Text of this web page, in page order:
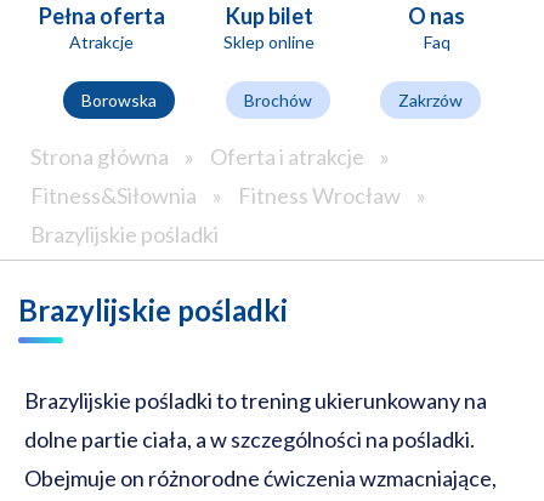
Pełna oferta
Atrakcje
Kup bilet
Sklep online
O nas
Faq
Borowska Brochów Zakrzów
Strona główna » Oferta i atrakcje
»
Fitness&Siłownia
» Fitness Wrocław
»
Brazylijskie pośladki
Brazylijskie pośladki
Brazylijskie pośladki to trening ukierunkowany na
dolne partie ciała, a w szczególności na pośladki.
Obejmuje on różnorodne ćwiczenia wzmacniające,